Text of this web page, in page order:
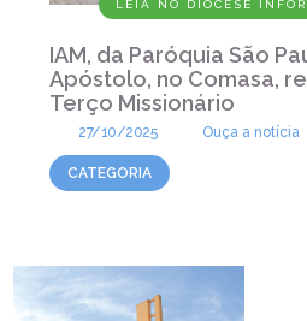
LEIA NO DIOCESE
IAM, da Paróquia São
Apóstolo, no Comasa,
Terço Missionário
27/10/2025 Ouça a notícia
CATEGORIA